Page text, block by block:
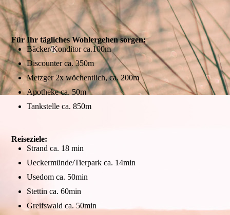
Für Ihr tägliches Wohlergehen sorgen:
Bäcker/Konditor ca.100m
Discounter ca. 350m
Metzger 2x wöchentlich, ca. 200m
Apotheke ca. 50m
Tankstelle ca. 850m
Reiseziele:
Strand ca. 18 min
Ueckermünde/Tierpark ca. 14min
Usedom ca. 50min
Stettin ca. 60min
Greifswald ca. 50min